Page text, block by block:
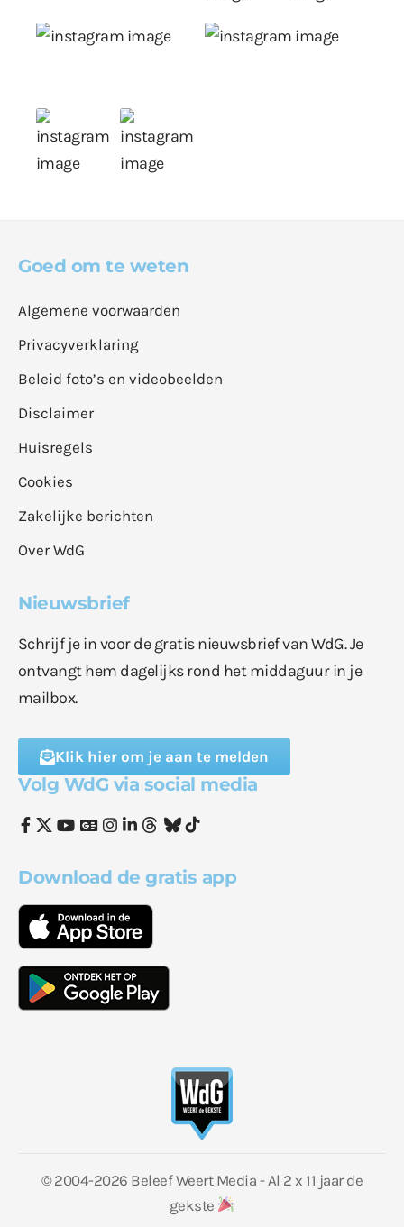
Goed om te weten
Algemene voorwaarden
Privacyverklaring
Beleid foto’s en videobeelden
Disclaimer
Huisregels
Cookies
Zakelijke berichten
Over WdG
Nieuwsbrief
Schrijf je in voor de gratis nieuwsbrief van WdG. Je
ontvangt hem dagelijks rond het middaguur in je
mailbox.
Klik hier om je aan te melden
Volg WdG via social media
Download de gratis app
© 2004-2026 Beleef Weert Media - Al 2 x 11 jaar de
gekste